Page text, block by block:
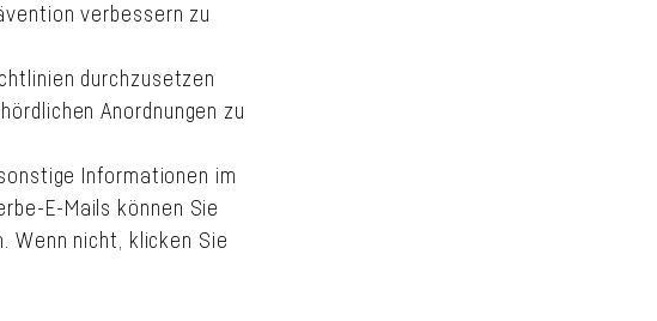
verbessern zu
durchzusetzen
Anordnungen zu
Informationen im
E-Mails können Sie
Wenn nicht, klicken Sie